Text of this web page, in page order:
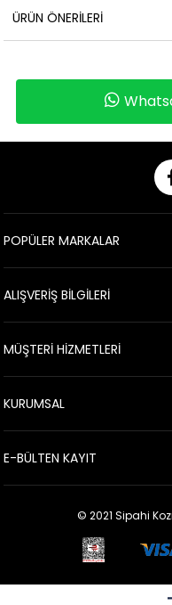
ÜRÜN ÖNERILERI
POPÜLER MARKALAR
ALIŞVERİŞ BİLGİLERİ
MÜŞTERİ HİZMETLERİ
KURUMSAL
E-BÜLTEN KAYIT
© 2021 Sipahi